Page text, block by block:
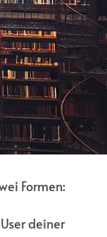
Formen:
deiner